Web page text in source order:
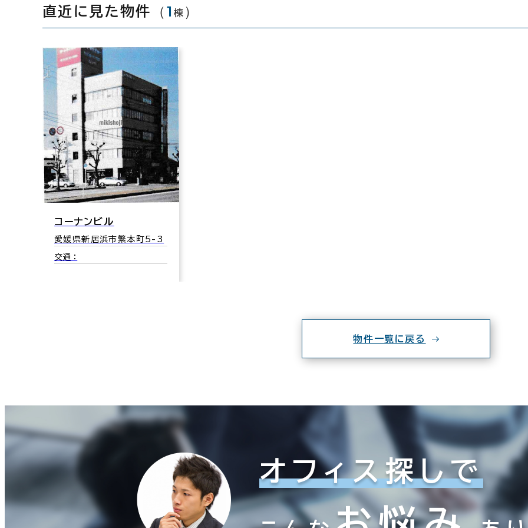
直近に見た物件 （1 棟 ）
コーナンビル
愛媛県新居浜市繁本町5-3
交通：
物件一覧に戻る
オフィス探しで